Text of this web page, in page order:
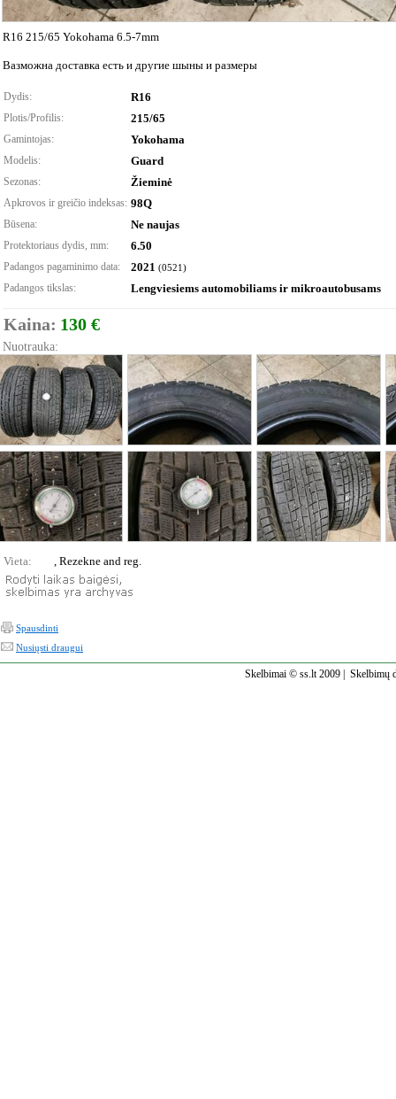
R16 215/65 Yokohama 6.5-7mm
Вазможна доставка есть и другие шыны и размеры
Dydis: R16
Plotis/Profilis: 215/65
Gamintojas: Yokohama
Modelis: Guard
Sezonas: Žieminė
Apkrovos ir greičio indeksas: 98Q
Būsena: Ne naujas
Protektoriaus dydis, mm: 6.50
Padangos pagaminimo data: 2021 (0521)
Padangos tikslas: Lengviesiems automobiliams ir mikroautobusams
Kaina: 130 €
Nuotrauka:
Vieta: , Rezekne and reg.
Spausdinti
Nusiųsti draugui
Skelbimai © ss.lt 2009 | Skelbimų